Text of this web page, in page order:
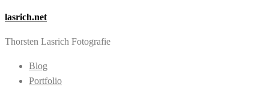
lasrich.net
Thorsten Lasrich Fotografie
Blog
Portfolio